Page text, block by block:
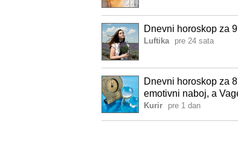
Dnevni horoskop za
Luftika pre 24 sata
Dnevni horoskop za
emotivni naboj, a
Kurir pre 1 dan